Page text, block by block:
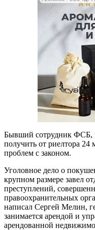
Бывший сотрудник ФСБ,
получить от риелтора
проблем с законом.
Уголовное дело о
крупном размере завел
преступлений,
правоохранительных
написал Сергей Мелин,
занимается арендой и
арендованной